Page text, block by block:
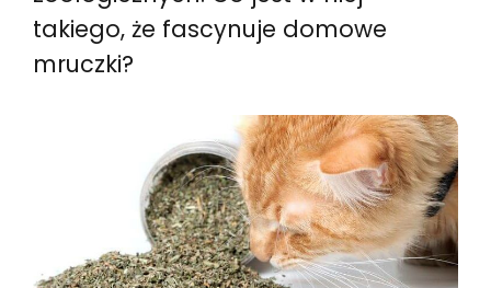
takiego, że fascynuje domowe
mruczki?